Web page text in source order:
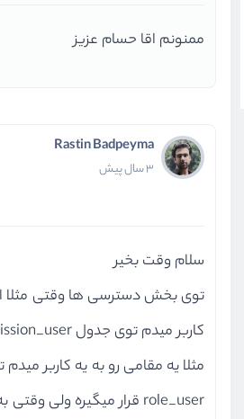
ممنونم اقا حسام عزیز
Rastin Badpeyma
3 سال پیش
سلام وقت بخیر
مثلا یه مقامی رو به یه کاربر